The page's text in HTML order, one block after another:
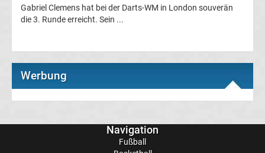
Frauen
Gabriel Clemens hat bei der Darts-WM in London souverän
die 3. Runde erreicht. Sein ...
Werbung
Navigation
Fußball